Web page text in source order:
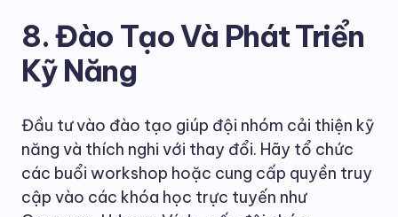
8. Đào Tạo Và Phát Triển
Kỹ Năng
Đầu tư vào đào tạo giúp đội nhóm cải thiện kỹ
năng và thích nghi với thay đổi. Hãy tổ chức
các buổi workshop hoặc cung cấp quyền truy
cập vào các khóa học trực tuyến như